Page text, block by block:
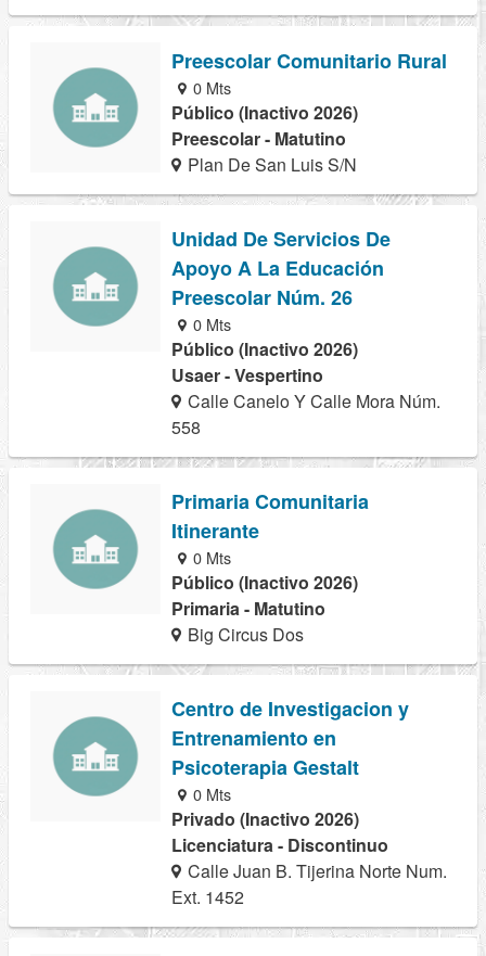
Preescolar Comunitario Rural
0 Mts
Público (Inactivo 2026)
Preescolar - Matutino
Plan De San Luis S/N
Unidad De Servicios De
Apoyo A La Educación
Preescolar Núm. 26
0 Mts
Público (Inactivo 2026)
Usaer - Vespertino
Calle Canelo Y Calle Mora Núm.
558
Primaria Comunitaria
Itinerante
0 Mts
Público (Inactivo 2026)
Primaria - Matutino
Big Circus Dos
Centro de Investigacion y
Entrenamiento en
Psicoterapia Gestalt
0 Mts
Privado (Inactivo 2026)
Licenciatura - Discontinuo
Calle Juan B. Tijerina Norte Num.
Ext. 1452